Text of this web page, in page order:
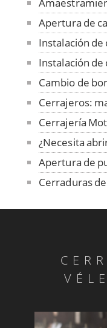
Apertura de
Instalación de
Instalación
Cambio de
Cerrajeros:
Cerrajería
¿Necesita
Apertura de
Cerraduras
Cerrajeros:
Se abren
Sustitución